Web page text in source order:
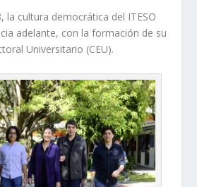
la cultura democrática del ITESO
adelante, con la formación de su
Universitario (CEU).